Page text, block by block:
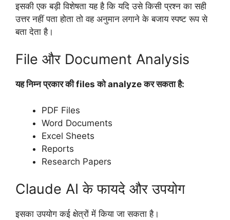
इसकी एक बड़ी विशेषता यह है कि यदि उसे किसी प्रश्न का सही
उत्तर नहीं पता होता तो वह अनुमान लगाने के बजाय स्पष्ट रूप से
बता देता है।
File और Document Analysis
यह निम्न प्रकार की files को analyze कर सकता है:
PDF Files
Word Documents
Excel Sheets
Reports
Research Papers
Claude AI के फायदे और उपयोग
इसका उपयोग कई क्षेत्रों में किया जा सकता है।